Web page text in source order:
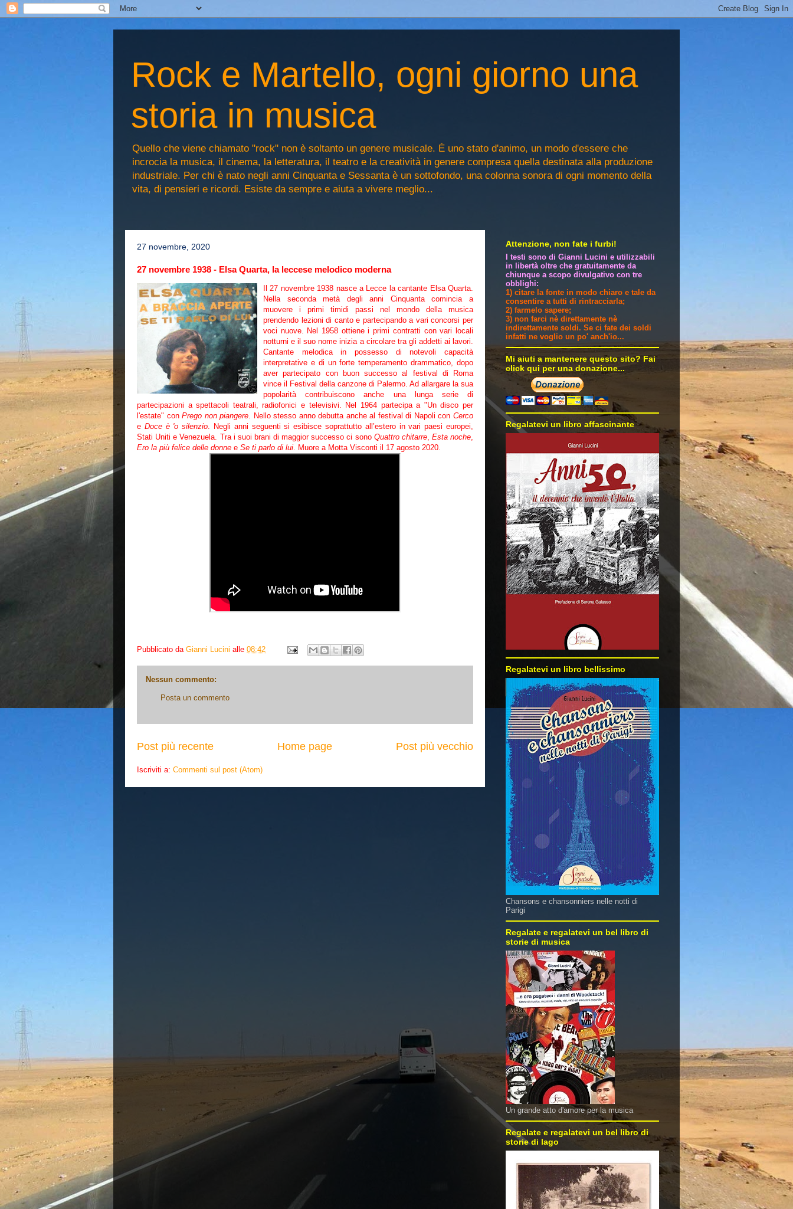
Rock e Martello, ogni giorno una
storia in musica
Quello che viene chiamato "rock" non è soltanto un genere musicale. È uno stato d'animo, un modo d'essere che
incrocia la musica, il cinema, la letteratura, il teatro e la creatività in genere compresa quella destinata alla produzione
industriale. Per chi è nato negli anni Cinquanta e Sessanta è un sottofondo, una colonna sonora di ogni momento della
vita, di pensieri e ricordi. Esiste da sempre e aiuta a vivere meglio...
27 novembre, 2020
27 novembre 1938 - Elsa Quarta, la leccese melodico moderna
Il 27 novembre 1938 nasce a Lecce la cantante Elsa Quarta.
Nella seconda metà degli anni Cinquanta comincia a
muovere i primi timidi passi nel mondo della musica
prendendo lezioni di canto e partecipando a vari concorsi per
voci nuove. Nel 1958 ottiene i primi contratti con vari locali
notturni e il suo nome inizia a circolare tra gli addetti ai lavori.
Cantante melodica in possesso di notevoli capacità
interpretative e di un forte temperamento drammatico, dopo
aver partecipato con buon successo al festival di Roma
vince il Festival della canzone di Palermo. Ad allargare la sua
popolarità contribuiscono anche una lunga serie di
partecipazioni a spettacoli teatrali, radiofonici e televisivi. Nel 1964 partecipa a "Un disco per
l'estate" conPrego non piangere. Nello stesso anno debutta anche al festival di Napoli conCerco
e Doce è 'o silenzio. Negli anni seguenti si esibisce soprattutto all’estero in vari paesi europei,
Stati Uniti e Venezuela. Tra i suoi brani di maggior successo ci sono Quattro chitarre, Esta noche,
Ero la più felice delle donne e Se ti parlo di lui. Muore a Motta Visconti il 17 agosto 2020.
Pubblicato da Gianni Lucini alle 08:42
Nessun commento:
Posta un commento
Post più recente Post più vecchio
Home page
Iscriviti a: Commenti sul post (Atom)
Attenzione, non fate i furbi!
I testi sono di Gianni Lucini e utilizzabili
in libertà oltre che gratuitamente da
chiunque a scopo divulgativo con tre
obblighi:
1) citare la fonte in modo chiaro e tale da
consentire a tutti di rintracciarla;
2) farmelo sapere;
3) non farci nè direttamente nè
indirettamente soldi. Se ci fate dei soldi
infatti ne voglio un po' anch'io...
Mi aiuti a mantenere questo sito? Fai
click qui per una donazione...
Regalatevi un libro affascinante
Regalatevi un libro bellissimo
Chansons e chansonniers nelle notti di
Parigi
Regalate e regalatevi un bel libro di
storie di musica
Un grande atto d'amore per la musica
Regalate e regalatevi un bel libro di
storie di lago